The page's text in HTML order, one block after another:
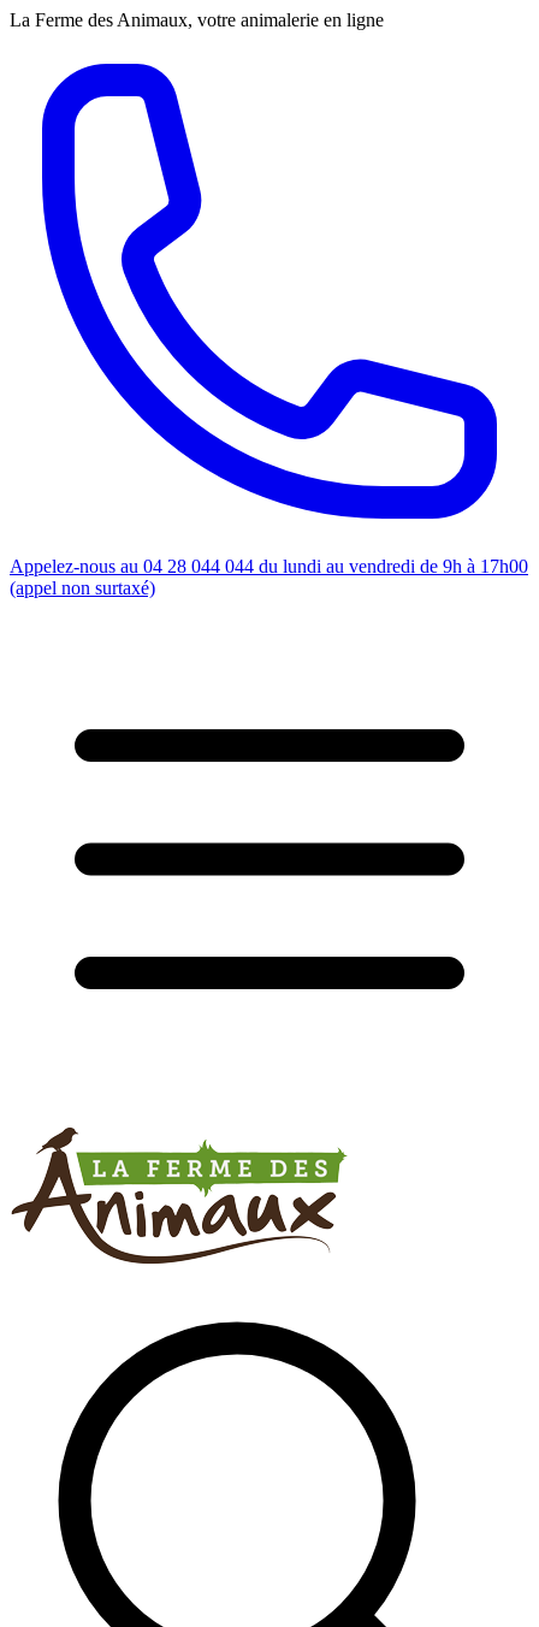
La Ferme des Animaux, votre animalerie en ligne
Appelez-nous au 04 28 044 044 du lundi au vendredi de 9h à 17h00
(appel non surtaxé)